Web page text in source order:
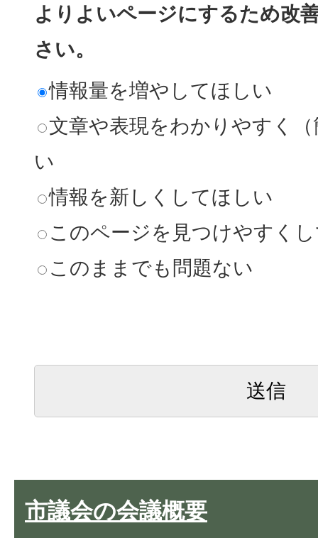
よりよいページにするため改
さい。
情報量を増やしてほしい
文章や表現をわかりやすく
い
情報を新しくしてほしい
このページを見つけやすく
このままでも問題ない
市議会の会議概要